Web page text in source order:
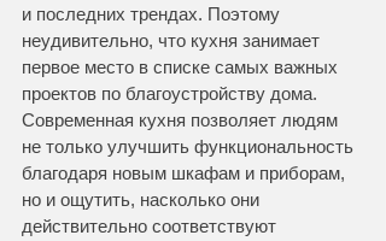
и последних трендах. Поэтому
неудивительно, что кухня занимает
первое место в списке самых важных
проектов по благоустройству дома.
Современная кухня позволяет людям
не только улучшить функциональность
благодаря новым шкафам и приборам,
но и ощутить, насколько они
действительно соответствуют